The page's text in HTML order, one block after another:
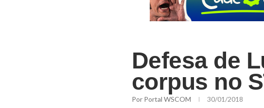
Defesa de
corpus no
Por Portal WSCOM 30/01/2018